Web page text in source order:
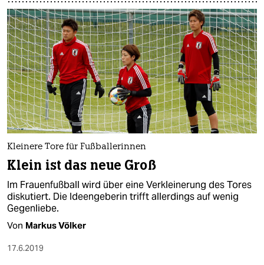
Kleinere Tore für Fußballerinnen
Klein ist das neue Groß
Im Frauenfußball wird über eine Verkleinerung des Tores
diskutiert. Die Ideengeberin trifft allerdings auf wenig
Gegenliebe.
Von Markus Völker
17.6.2019